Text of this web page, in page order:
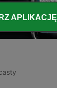
APLIKACJĘ